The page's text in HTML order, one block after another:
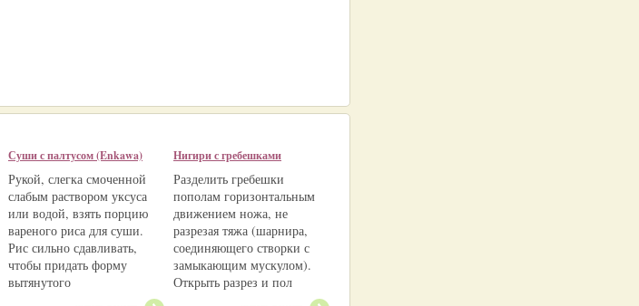
Суши с палтусом (Enkawa)
Рукой, слегка смоченной
слабым раствором уксуса
или водой, взять порцию
вареного риса для суши.
Рис сильно сдавливать,
чтобы придать форму
вытянутого
Нигири с гребешками
Разделить гребешки
пополам горизонтальным
движением ножа, не
разрезая тяжа (шарнира,
соединяющего створки с
замыкающим мускулом).
Открыть разрез и пол